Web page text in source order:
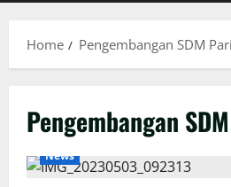
Home Pengembangan SDM
Pengembangan
News